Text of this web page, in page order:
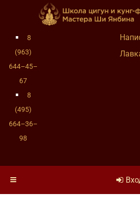
8
(963)
644–45–
67
8
(495)
664–36–
98